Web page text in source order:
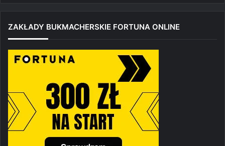
ZAKŁADY BUKMACHERSKIE FORTUNA ONLINE